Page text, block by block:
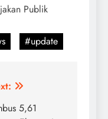
Publik
#update
5,61